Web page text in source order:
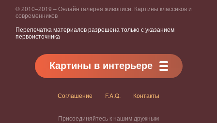
© 2010–2019 – Онлайн галерея живописи. Картины классиков и
современников
Перепечатка материалов разрешена только с указанием
первоисточника
Картины в интерьере
Соглашение F.A.Q. Контакты
Присоединяйтесь к нашим дружным